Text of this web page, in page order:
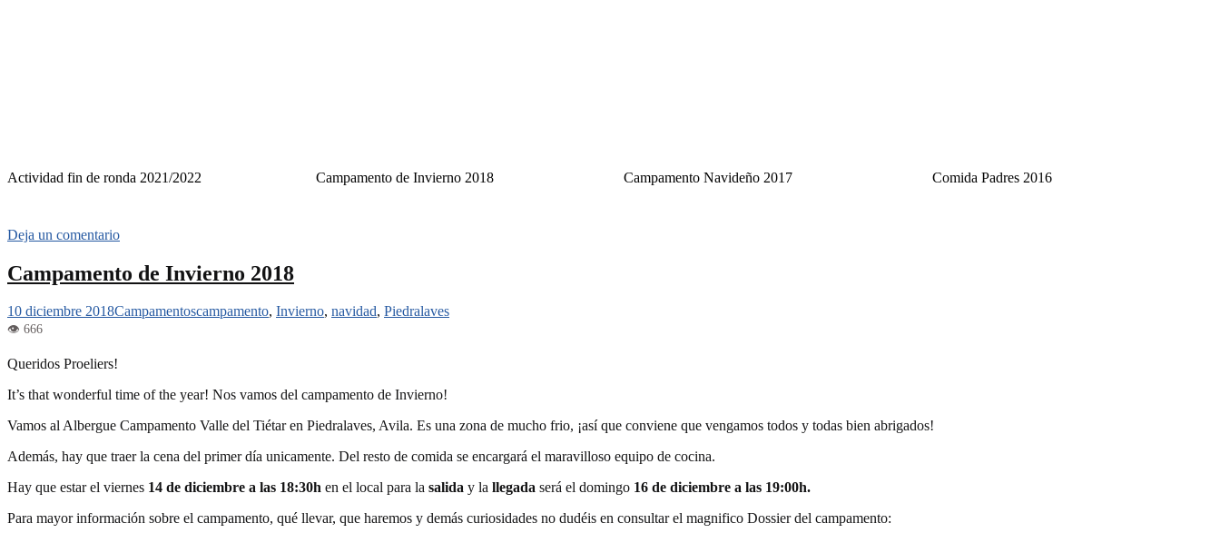
Actividad fin de ronda 2021/2022 Campamento de Invierno 2018 Campamento Navideño 2017 Comida Padres 2016
Deja un comentario
Campamento de Invierno 2018
10 diciembre 2018Campamentoscampamento, Invierno, navidad, Piedralaves
Queridos Proeliers!
It’s that wonderful time of the year! Nos vamos del campamento de Invierno!
Vamos al Albergue Campamento Valle del Tiétar en Piedralaves, Avila. Es una zona de mucho frio, ¡así que conviene que vengamos todos y todas bien abrigados!
Además, hay que traer la cena del primer día unicamente. Del resto de comida se encargará el maravilloso equipo de cocina.
Hay que estar el viernes 14 de diciembre a las 18:30h en el local para la salida y la llegada será el domingo 16 de diciembre a las 19:00h.
Para mayor información sobre el campamento, qué llevar, que haremos y demás curiosidades no dudéis en consultar el magnifico Dossier del campamento: